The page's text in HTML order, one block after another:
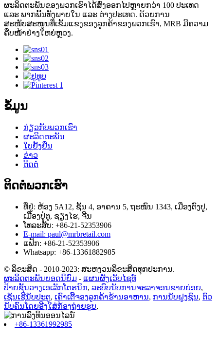
ຜະລິດຕະພັນຂອງພວກເຮົາໄດ້ສົ່ງອອກໄປຫຼາຍກວ່າ 100 ປະເທດ
ແລະ ພາກພື້ນທັງພາຍໃນ ແລະ ຕ່າງປະເທດ. ດ້ວຍການ
ສະໜັບສະໜູນທີ່ເຂັ້ມແຂງຂອງລູກຄ້າຂອງພວກເຮົາ, MRB ມີຄວາມ
ຄືບໜ້າຢ່າງໃຫຍ່ຫຼວງ.
ຂໍ້ມູນ
ກ່ຽວກັບພວກເຮົາ
ຜະລິດຕະພັນ
ໃບຢັ້ງຢືນ
ຂ່າວ
ຕິດຕໍ່
ຕິດຕໍ່ພວກເຮົາ
ທີ່ຢູ່: ຫ້ອງ 5A12, ຊັ້ນ 4, ອາຄານ 5, ຖະໜົນ 1343, ເມືອງຕົງປູ,
ເມືອງປູ່ຕູ, ຊຽງໄຮ, ຈີນ
ໂທລະສັບ: +86-21-52353906
E-mail: paul@mrbretail.com
ແຟັກ: +86-21-52353906
Whatsapp: +86-13361882985
© ລິຂະສິດ - 2010-2023: ສະຫງວນລິຂະສິດທຸກປະການ.
ຜະລິດຕະພັນຍອດນິຍົມ - ແຜນຜັງເວັບໄຊທ໌
ປ້າຍຊັ້ນວາງເອເລັກໂຕຣນິກ, ລະບົບນັບການຈະລາຈອນຂາຍຍ່ອຍ,
ເຊັນເຊີນັບປະຕູ, ເຄົາເຕີ້ຈອງລູກຄ້າຮ້ານອາຫານ, ການນັບຝູງຊົນ, ຕົວ
ນັບຄົນໂດຍອີງໃສ່ກ້ອງຖ່າຍຮູບ,
+86-13361992985